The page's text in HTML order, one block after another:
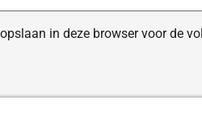
in deze browser voor de